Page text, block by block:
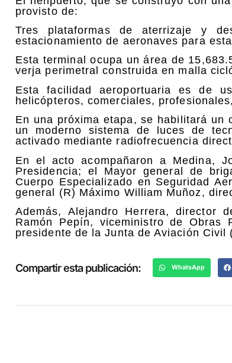
provisto de:
Tres plataformas de aterrizaje y
estacionamiento de aeronaves para
Esta terminal ocupa un área de
verja perimetral construida en malla
Esta facilidad aeroportuaria es de
helicópteros, comerciales,
En una próxima etapa, se habilitará un
un moderno sistema de luces de
activado mediante radiofrecuencia
En el acto acompañaron a Medina,
Presidencia; el Mayor general de
Cuerpo Especializado en Seguridad
general (R) Máximo William Muñoz,
Además, Alejandro Herrera, director
Ramón Pepín, viceministro de Obras
presidente de la Junta de Aviación Civil
Compartir esta publicación: WhatsApp